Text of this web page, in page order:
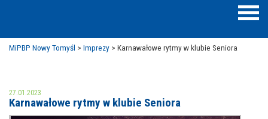
MOJE KONTO
MiPBP Nowy Tomyśl > Imprezy > Karnawałowe rytmy w klubie Seniora
27.01.2023
Karnawałowe rytmy w klubie Seniora